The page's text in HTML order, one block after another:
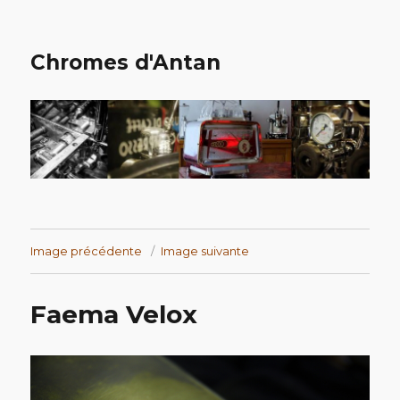
Chromes d'Antan
Image précédente Image suivante
Faema Velox